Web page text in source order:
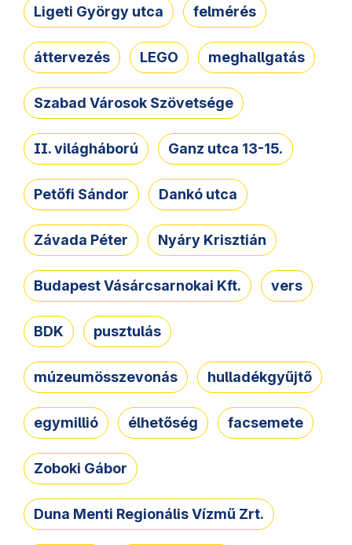
Ligeti György utca felmérés
áttervezés LEGO meghallgatás
Szabad Városok Szövetsége
II. világháború Ganz utca 13-15.
Petőfi Sándor Dankó utca
Závada Péter Nyáry Krisztián
Budapest Vásárcsarnokai Kft. vers
BDK pusztulás
múzeumösszevonás hulladékgyűjtő
egymillió élhetőség facsemete
Zoboki Gábor
Duna Menti Regionális Vízmű Zrt.